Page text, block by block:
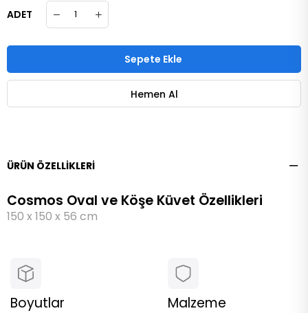
ADET
ÜRÜN ÖZELLIKLERI
Cosmos Oval ve Köşe Küvet Özellikleri
150 x 150 x 56 cm
Boyutlar Malzeme